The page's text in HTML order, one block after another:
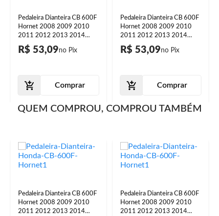
Pedaleira Dianteira CB 600F
Hornet 2008 2009 2010
2011 2012 2013 2014
2015 Vermelho
R$ 53,09
Comprar
Pedaleira Dianteira CB 600F
Hornet 2008 2009 2010
2011 2012 2013 2014
2015 Azul
R$ 53,09
Comprar
QUEM COMPROU, COMPROU TAMBÉM
Pedaleira Dianteira CB 600F
Hornet 2008 2009 2010
2011 2012 2013 2014
Pedaleira Dianteira CB 600F
Hornet 2008 2009 2010
2011 2012 2013 2014